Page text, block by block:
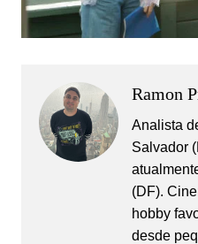
Ramon
Analista
Salvador
(DF).
hobby
desde